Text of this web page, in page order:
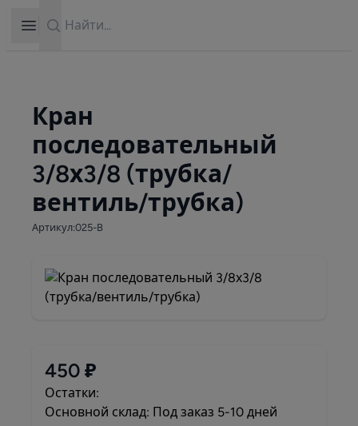
Open sidebar
Кран
последовательный
3/8х3/8 (трубка/
вентиль/трубка)
Артикул:025-B
450 ₽
Остатки:
Основной склад: Под заказ 5-10 дней